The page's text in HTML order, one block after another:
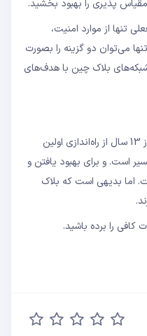
پذیری را بهبود بخشید.
تنها از موارد امنیت،
می‌توان دو گزینه را بصورت
بلاک چین با هدف‌های
در حال حاضر با وجود گذشت بیش از 13 سال از راه‌اندازی اولین
است. و برای بهبود یافتن و
اما بدیهی است که بلاک
کافی را برده باشید.